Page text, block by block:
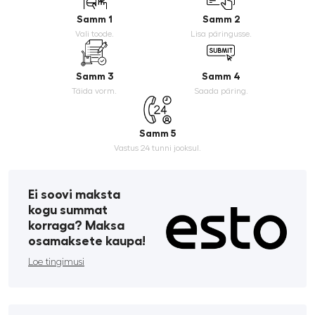
Samm 1
Vali toode.
Samm 2
Lisa päringusse.
Samm 3
Täida vorm.
Samm 4
Saada päring.
Samm 5
Vastus 24 tunni jooksul.
Ei soovi maksta
kogu summat
korraga? Maksa
osamaksete kaupa!
Loe tingimusi